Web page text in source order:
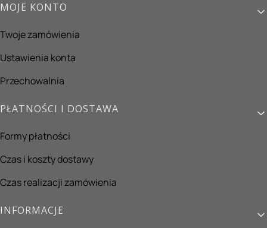
MOJE KONTO
Twoje zamówienia
Ustawienia konta
Przechowalnia
PŁATNOŚCI I DOSTAWA
Formy płatności
Czas i koszty dostawy
Czas realizacji zamówienia
INFORMACJE